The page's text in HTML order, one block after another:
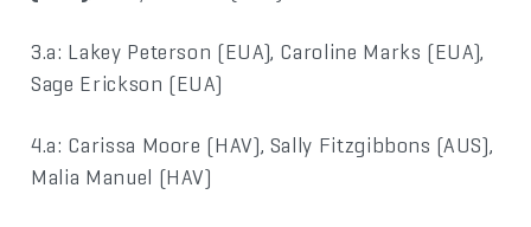
3.a: Lakey Peterson (EUA), Caroline Marks (EUA),
Sage Erickson (EUA)
4.a: Carissa Moore (HAV), Sally Fitzgibbons (AUS),
Malia Manuel (HAV)